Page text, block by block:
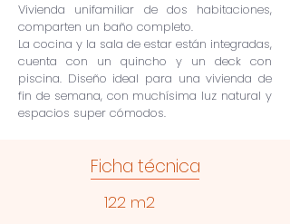
Vivienda unifamiliar de dos habitaciones,
comparten un baño completo.
La cocina y la sala de estar están integradas,
cuenta con un quincho y un deck con
piscina. Diseño ideal para una vivienda de
fin de semana, con muchísima luz natural y
espacios super cómodos.
Ficha técnica
122 m2